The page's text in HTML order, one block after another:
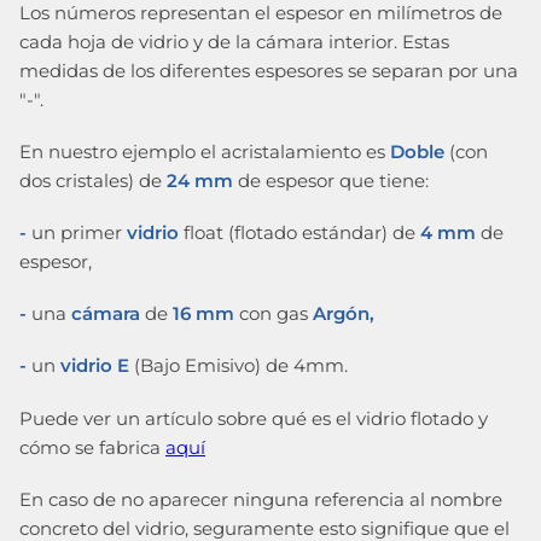
Los números representan el espesor en milímetros de
cada hoja de vidrio y de la cámara interior. Estas
medidas de los diferentes espesores se separan por una
"-".
En nuestro ejemplo el acristalamiento es Doble (con
dos cristales) de 24 mm de espesor que tiene:
- un primer vidrio float (flotado estándar) de 4 mm de
espesor,
- una cámara de 16 mm con gas Argón,
- un vidrio E (Bajo Emisivo) de 4mm.
Puede ver un artículo sobre qué es el vidrio flotado y
cómo se fabrica aquí
En caso de no aparecer ninguna referencia al nombre
concreto del vidrio, seguramente esto signifique que el